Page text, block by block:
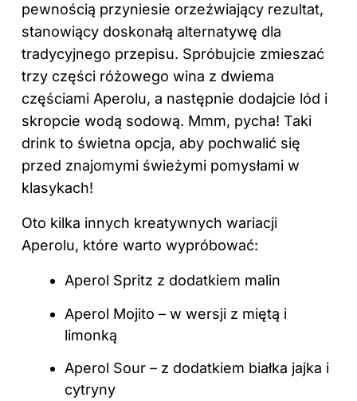
pewnością przyniesie orzeźwiający rezultat,
stanowiący doskonałą alternatywę dla
tradycyjnego przepisu. Spróbujcie zmieszać
trzy części różowego wina z dwiema
częściami Aperolu, a następnie dodajcie lód i
skropcie wodą sodową. Mmm, pycha! Taki
drink to świetna opcja, aby pochwalić się
przed znajomymi świeżymi pomysłami w
klasykach!
Oto kilka innych kreatywnych wariacji
Aperolu, które warto wypróbować:
Aperol Spritz z dodatkiem malin
Aperol Mojito – w wersji z miętą i
limonką
Aperol Sour – z dodatkiem białka jajka i
cytryny